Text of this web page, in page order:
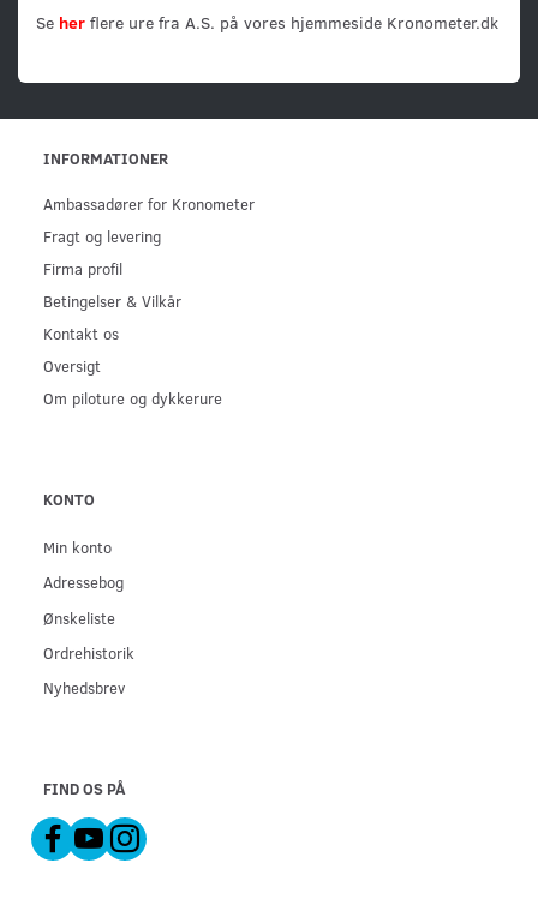
Se her flere ure fra A.S. på vores hjemmeside Kronometer.dk
INFORMATIONER
Ambassadører for Kronometer
Fragt og levering
Firma profil
Betingelser & Vilkår
Kontakt os
Oversigt
Om piloture og dykkerure
KONTO
Min konto
Adressebog
Ønskeliste
Ordrehistorik
Nyhedsbrev
FIND OS PÅ